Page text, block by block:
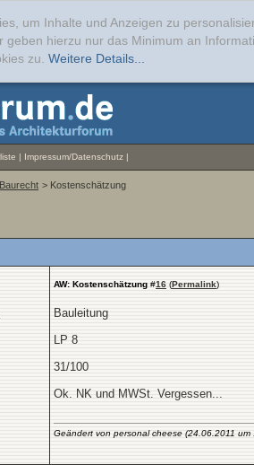
um Inhalte und Anzeigen zu
geben hierzu nur das Minimum an
zu. Weitere Details...
| Impressum/Datenschutz |
> Kostenschätzung
AW: Kostenschätzung #16 (Permalink)
Bauleitung
LP 8
31/100
Ok. NK und MWSt. Vergessen...
Geändert von personal cheese (24.06.2011 um